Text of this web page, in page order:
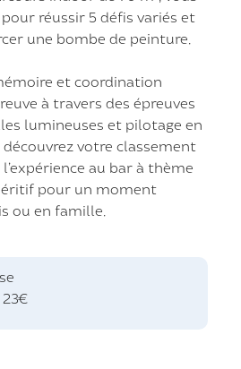
pour réussir 5 défis variés et
une bombe de peinture.
et coordination
à travers des épreuves
lumineuses et pilotage en
découvrez votre classement
au bar à thème
pour un moment
ou en famille.